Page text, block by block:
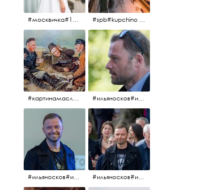
#москвичка#1990#вднх2016#июль2016# #spb#kupchino #крышапотекла
#картинамаслом #картина #охотники#хорошеенастроение #aplgallery #ильяносков#ильяносков2016#очеммолчатфранцузы #санктпетербург #кино#фильфильфильм @ilya_noskov_official
#ильяносков#ильяносков_главныйгерой #санктпетербург #ленфильм# @ilya_noskov_official #контрибуция#очеммолчатфранцузы#эдуардпичугин #ильяносков#ильяносков_главныйгерой @ilya_noskov_official #очеммолчатфранцузы#очёммолчатфранцузы